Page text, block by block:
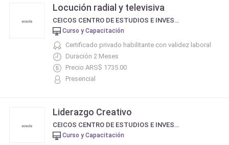
Locución radial y televisiva
CEICOS CENTRO DE ESTUDIOS E INVESTIGACIÓN EN COMUNICACIÓN SOCIAL
Curso y Capacitación
Certificado privado habilitante con validez laboral
Duración 2 Meses
Precio ARS$ 1735.00
Presencial
Liderazgo Creativo
CEICOS CENTRO DE ESTUDIOS E INVESTIGACIÓN EN COMUNICACIÓN SOCIAL
Curso y Capacitación